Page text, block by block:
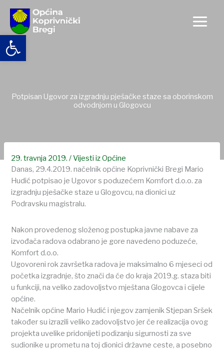
Open toolbar
content
Potpisan Ugovor za izgradnju pješačke staze sa oborinskom
odvodnjom u Glogovcu
29. travnja 2019./Vijesti iz Općine
Danas, 29.4.2019. načelnik općine Koprivnički Bregi Mario
Hudić potpisao je Ugovor s poduzećem Komfort d.o.o. za
izgradnju pješačke staze u Glogovcu, na dionici uz
Podravsku magistralu.
Nakon provedenog složenog postupka javne nabave za
izvođača radova odabrano je gore navedeno poduzeće,
Komfort d.o.o.
Ugovoreni rok završetka radova je maksimalno 6 mjeseci od
početka izgradnje, što znači da će do kraja 2019.g. staza biti
u funkciji, na veliko zadovoljstvo mještana Glogovca i cijele
općine.
Načelnik općine Mario Hudić i njegov zamjenik Stjepan Sršek
također su izrazili veliko zadovoljstvo jer će realizacija ovog
projekta uvelike pridonijeti podizanju sigurnosti za sve
sudionike u prometu na toj dionici državne ceste, a posebno